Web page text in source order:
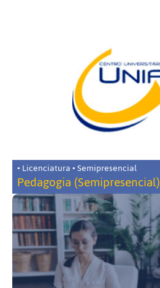
• Licenciatura • Semipresencial
Pedagogia (Semipresencial)